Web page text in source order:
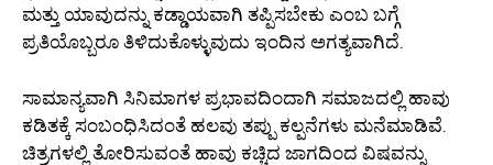
ಮತ್ತು ಯಾವುದನ್ನು ಕಡ್ಡಾಯವಾಗಿ ತಪ್ಪಿಸಬೇಕು ಎಂಬ ಬಗ್ಗೆ
ಪ್ರತಿಯೊಬ್ಬರೂ ತಿಳಿದುಕೊಳ್ಳುವುದು ಇಂದಿನ ಅಗತ್ಯವಾಗಿದೆ.
ಸಾಮಾನ್ಯವಾಗಿ ಸಿನಿಮಾಗಳ ಪ್ರಭಾವದಿಂದಾಗಿ ಸಮಾಜದಲ್ಲಿ ಹಾವು
ಕಡಿತಕ್ಕೆ ಸಂಬಂಧಿಸಿದಂತೆ ಹಲವು ತಪ್ಪು ಕಲ್ಪನೆಗಳು ಮನೆಮಾಡಿವೆ.
ಚಿತ್ರಗಳಲ್ಲಿ ತೋರಿಸುವಂತೆ ಹಾವು ಕಚ್ಚಿದ ಜಾಗದಿಂದ ವಿಷವನ್ನು